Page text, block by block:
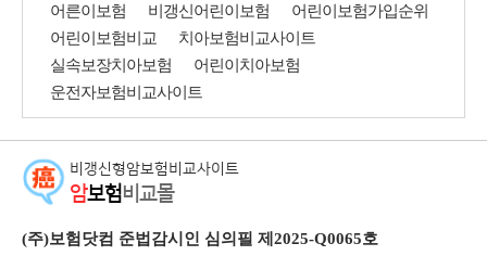
어른이보험
비갱신어린이보험
어린이보험가입순위
어린이보험비교
치아보험비교사이트
실속보장치아보험
어린이치아보험
운전자보험비교사이트
비갱신형암보험비교사이트
암보험비교몰
(주)보험닷컴 준법감시인 심의필 제2025-Q0065호